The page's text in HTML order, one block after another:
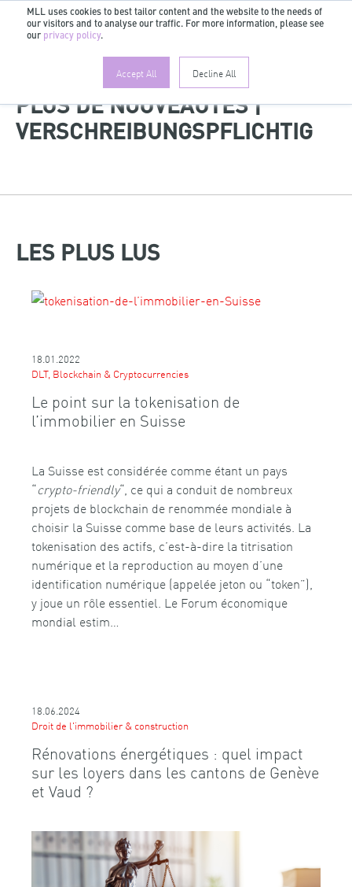
MLL uses cookies to best tailor content and the website to the needs of
our visitors and to analyse our traffic. For more information, please see
our privacy policy.
Accept All Decline All
FR
PLUS DE NOUVEAUTÉS |
VERSCHREIBUNGSPFLICHTIG
LES PLUS LUS
18.01.2022
DLT, Blockchain & Cryptocurrencies
Le point sur la tokenisation de
l’immobilier en Suisse
La Suisse est considérée comme étant un pays
“crypto-friendly“, ce qui a conduit de nombreux
projets de blockchain de renommée mondiale à
choisir la Suisse comme base de leurs activités. La
tokenisation des actifs, c’est-à-dire la titrisation
numérique et la reproduction au moyen d’une
identification numérique (appelée jeton ou “token”),
y joue un rôle essentiel. Le Forum économique
mondial estim…
18.06.2024
Droit de l'immobilier & construction
Rénovations énergétiques : quel impact
sur les loyers dans les cantons de Genève
et Vaud ?